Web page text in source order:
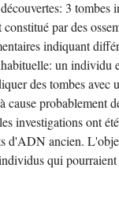
3
par des
indiquant
un individu
des tombes avec
cause probablement
investigations ont
d'ADN ancien.
qui